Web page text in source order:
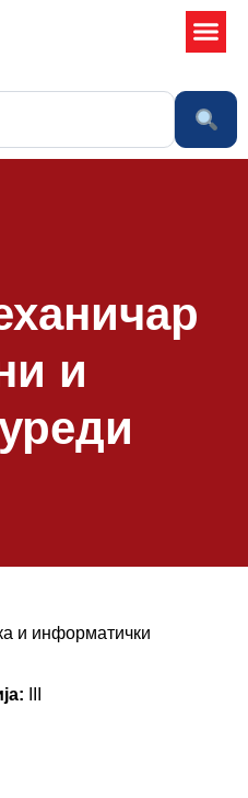
и
и информатички